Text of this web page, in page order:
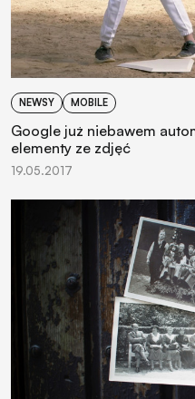
NEWSY MOBILE
Google już niebawem
elementy ze zdjęć
19.05.2017